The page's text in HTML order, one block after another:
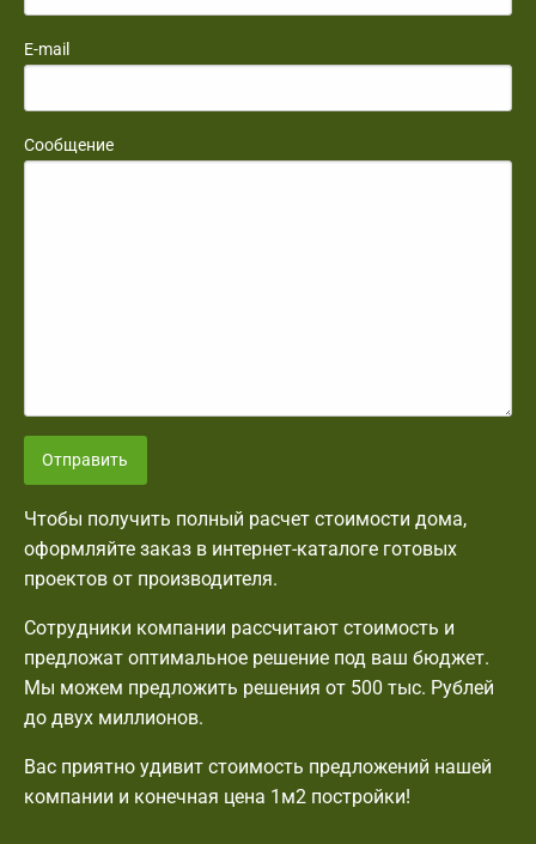
E-mail
Сообщение
Отправить
Чтобы получить полный расчет стоимости дома,
оформляйте заказ в интернет-каталоге готовых
проектов от производителя.
Сотрудники компании рассчитают стоимость и
предложат оптимальное решение под ваш бюджет.
Мы можем предложить решения от 500 тыс. Рублей
до двух миллионов.
Вас приятно удивит стоимость предложений нашей
компании и конечная цена 1м2 постройки!